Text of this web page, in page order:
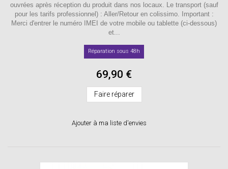
ouvrées après réception du produit dans nos locaux. Le transport (sauf
pour les tarifs professionnel) : Aller/Retour en colissimo. Important :
Merci d'entrer le numéro IMEI de votre mobile ou tablette (ci-dessous)
et...
Réparation sous 48h
69,90 €
Faire réparer
Ajouter à ma liste d'envies